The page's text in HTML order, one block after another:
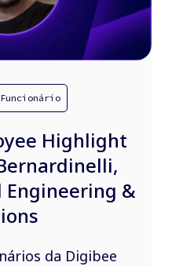
Highlight
Engineering &
da Digibee